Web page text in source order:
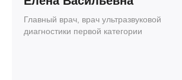
Главный врач, врач ультразвуковой
диагностики первой категории